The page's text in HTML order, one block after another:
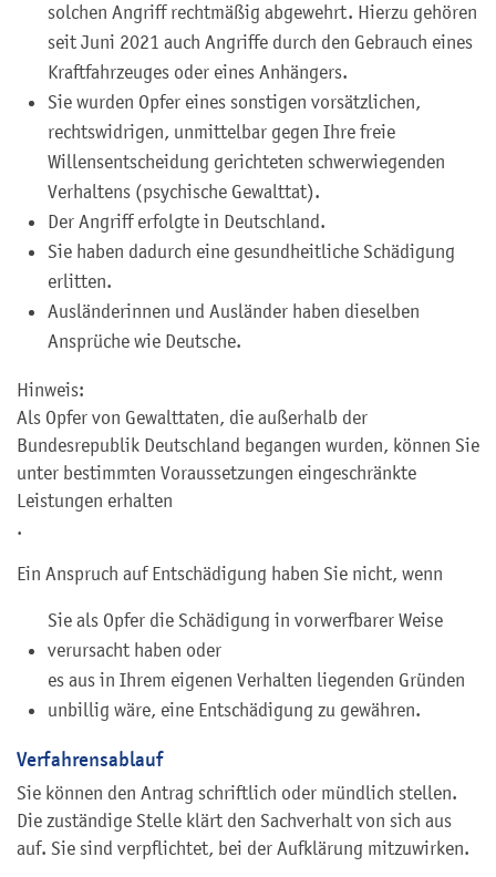
solchen Angriff rechtmäßig abgewehrt. Hierzu gehören
seit Juni 2021 auch Angriffe durch den Gebrauch eines
Kraftfahrzeuges oder eines Anhängers.
Sie wurden Opfer eines sonstigen vorsätzlichen,
rechtswidrigen, unmittelbar gegen Ihre freie
Willensentscheidung gerichteten schwerwiegenden
Verhaltens (psychische Gewalttat).
Der Angriff erfolgte in Deutschland.
Sie haben dadurch eine gesundheitliche Schädigung
erlitten.
Ausländerinnen und Ausländer haben dieselben
Ansprüche wie Deutsche.
Hinweis:
Als Opfer von Gewalttaten, die außerhalb der
Bundesrepublik Deutschland begangen wurden, können Sie
unter bestimmten Voraussetzungen eingeschränkte
Leistungen erhalten
.
Ein Anspruch auf Entschädigung haben Sie nicht, wenn
Sie als Opfer die Schädigung in vorwerfbarer Weise
verursacht haben oder
es aus in Ihrem eigenen Verhalten liegenden Gründen
unbillig wäre, eine Entschädigung zu gewähren.
Verfahrensablauf
Sie können den Antrag schriftlich oder mündlich stellen.
Die zuständige Stelle klärt den Sachverhalt von sich aus
auf. Sie sind verpflichtet, bei der Aufklärung mitzuwirken.